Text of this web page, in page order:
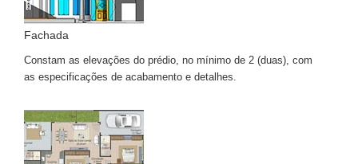
Fachada
Constam as elevações do prédio, no mínimo de 2 (duas), com
as especificações de acabamento e detalhes.